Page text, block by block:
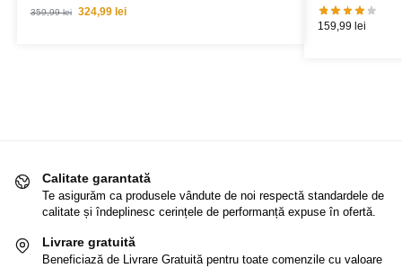
359,99lei 324,99 lei
159,99 lei
Calitate garantată
Te asigurăm ca produsele vândute de noi respectă standardele de
calitate și îndeplinesc cerințele de performanță expuse în ofertă.
Livrare gratuită
Beneficiază de Livrare Gratuită pentru toate comenzile cu valoare